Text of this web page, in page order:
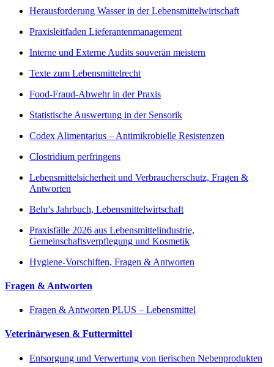
Herausforderung Wasser in der Lebensmittelwirtschaft
Praxisleitfaden Lieferantenmanagement
Interne und Externe Audits souverän meistern
Texte zum Lebensmittelrecht
Food-Fraud-Abwehr in der Praxis
Statistische Auswertung in der Sensorik
Codex Alimentarius – Antimikrobielle Resistenzen
Clostridium perfringens
Lebensmittelsicherheit und Verbraucherschutz, Fragen &
Antworten
Behr's Jahrbuch, Lebensmittelwirtschaft
Praxisfälle 2026 aus Lebensmittelindustrie,
Gemeinschaftsverpflegung und Kosmetik
Hygiene-Vorschiften, Fragen & Antworten
Fragen & Antworten
Fragen & Antworten PLUS – Lebensmittel
Veterinärwesen & Futtermittel
Entsorgung und Verwertung von tierischen Nebenprodukten